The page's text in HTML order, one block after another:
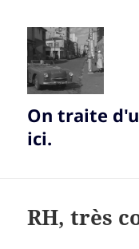
On traite
ici.
RH, très